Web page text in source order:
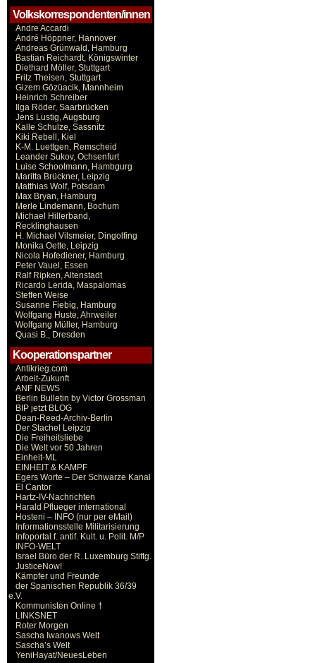
Volkskorrespondenten/innen
Andre Accardi
André Höppner, Hannover
Andreas Grünwald, Hamburg
Bastian Reichardt, Königswinter
Diethard Möller, Stuttgart
Fritz Theisen, Stuttgart
Gizem Gözüacik, Mannheim
Heinrich Schreiber
Ilga Röder, Saarbrücken
Jens Lustig, Augsburg
Kalle Schulze, Sassnitz
Kiki Rebell, Kiel
K-M. Luettgen, Remscheid
Leander Sukov, Ochsenfurt
Luise Schoolmann, Hambgurg
Maritta Brückner, Leipzig
Matthias Wolf, Potsdam
Max Bryan, Hamburg
Merle Lindemann, Bochum
Michael Hillerband,
Recklinghausen
H. Michael Vilsmeier, Dingolfing
Monika Oette, Leipzig
Nicola Hofediener, Hamburg
Peter Vauel, Essen
Ralf Ripken, Altenstadt
Ricardo Lerida, Maspalomas
Steffen Weise
Susanne Fiebig, Hamburg
Wolfgang Huste, Ahrweiler
Wolfgang Müller, Hamburg
Quasi B., Dresden
Kooperationspartner
Antikrieg.com
Arbeit-Zukunft
ANF NEWS
Berlin Bulletin by Victor Grossman
BIP jetzt BLOG
Dean-Reed-Archiv-Berlin
Der Stachel Leipzig
Die Freiheitsliebe
Die Welt vor 50 Jahren
Einheit-ML
EINHEIT & KAMPF
Egers Worte – Der Schwarze Kanal
El Cantor
Hartz-IV-Nachrichten
Harald Pflueger international
Hosteni – INFO (nur per eMail)
Informationsstelle Militarisierung
Infoportal f. antif. Kult. u. Polit. M/P
INFO-WELT
Israel Büro der R. Luxemburg Stiftg.
JusticeNow!
Kämpfer und Freunde
der Spanischen Republik 36/39
e.V.
Kommunisten Online †
LINKSNET
Roter Morgen
Sascha Iwanows Welt
Sascha’s Welt
YeniHayat/NeuesLeben